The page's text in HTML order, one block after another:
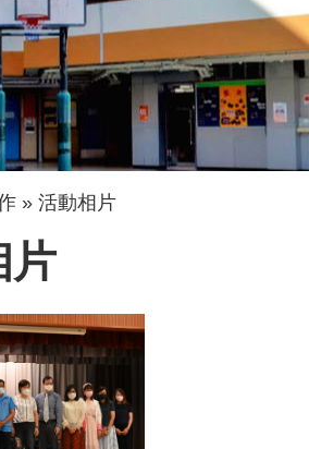
活動相片
片